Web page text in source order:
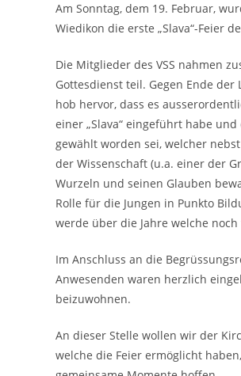
Am Sonntag, dem 19. Februar,
Wiedikon die erste „Slava“-Feier
Die Mitglieder des VSS nahmen
Gottesdienst teil. Gegen Ende
hob hervor, dass es
einer „Slava“ eingeführt habe
gewählt worden sei, welcher
der Wissenschaft (u.a. einer der
Wurzeln und seinen Glauben
Rolle für die Jungen in Punkto
werde über die Jahre welche
Im Anschluss an die
Anwesenden waren herzlich
beizuwohnen.
An dieser Stelle wollen wir der
welche die Feier ermöglicht